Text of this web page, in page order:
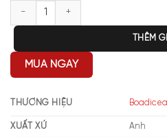
Boadicea the Victorious Boadicea
THÊM
MUA NGAY
THƯƠNG HIỆU
XUẤT XỨ Anh